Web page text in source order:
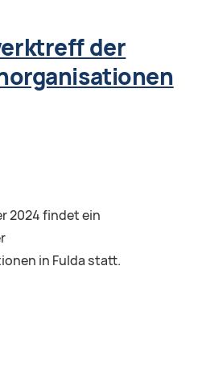
der
2024 findet ein
in Fulda statt.